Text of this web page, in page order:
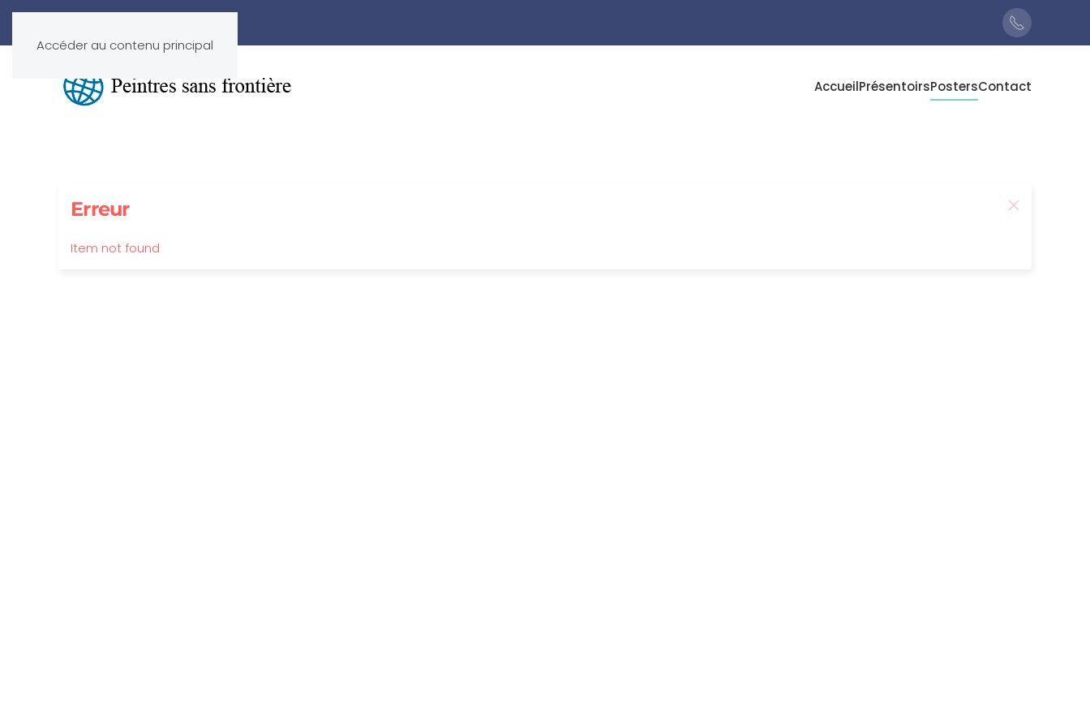
Accéder au contenu principal
AccueilPrésentoirsPostersContact
Erreur
Item not found